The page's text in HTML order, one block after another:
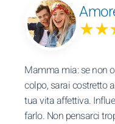
Mamma mia: se non
colpo, sarai costretto
tua vita affettiva.
farlo. Non pensarci